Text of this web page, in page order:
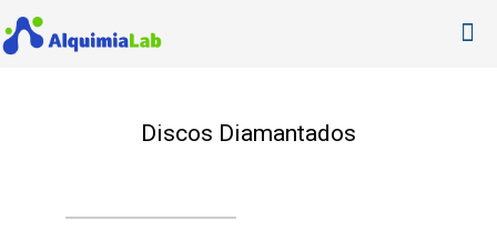
Discos Diamantados